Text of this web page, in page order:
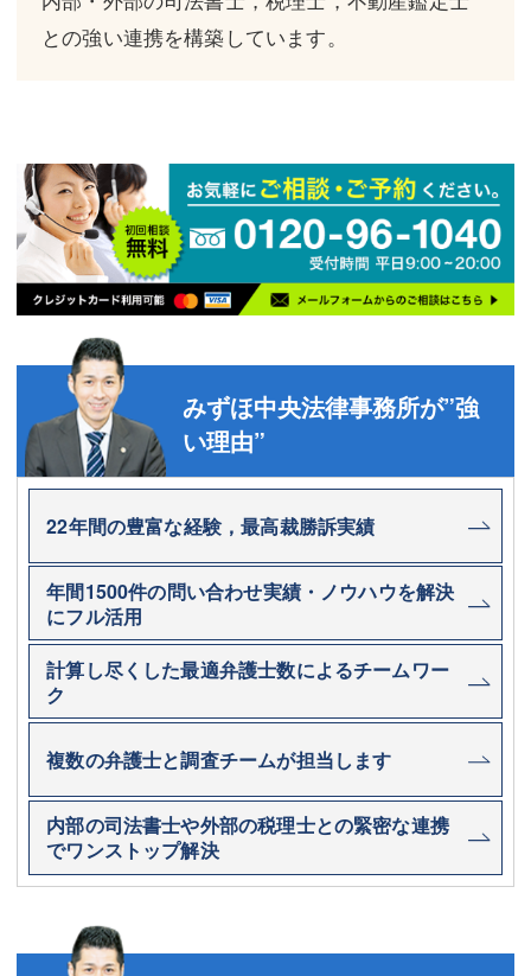
川口事務所（埼玉県川口市）
お問い合せフォーム
との強い連携を構築しています。
みずほ中央法律事務所が”強
い理由”
22年間の豊富な経験，最高裁勝訴実績
年間1500件の問い合わせ実績・ノウハウを解決
にフル活用
計算し尽くした最適弁護士数によるチームワー
ク
複数の弁護士と調査チームが担当します
内部の司法書士や外部の税理士との緊密な連携
でワンストップ解決